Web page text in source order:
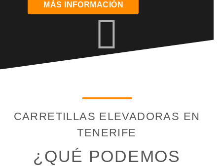
MÁS INFORMACIÓN
CARRETILLAS ELEVADORAS EN
TENERIFE
¿QUÉ PODEMOS